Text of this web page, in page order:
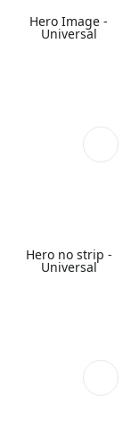
Hero Image -
Universal
Hero no strip -
Universal